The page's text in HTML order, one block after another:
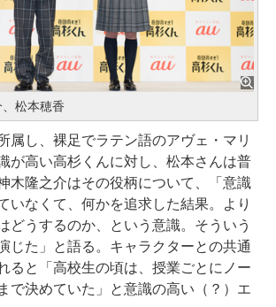
松本穂香
属し、裸足でラテン語のアヴェ・マリ
が高い高杉くんに対し、松本さんは普
木隆之介はその役柄について、「意識
いなくて、何かを追求した結果。より
どうするのか、という意識。そういう
じた」と語る。キャラクターとの共通
ると「高校生の頃は、授業ごとにノー
で決めていた」と意識の高い（？）エ